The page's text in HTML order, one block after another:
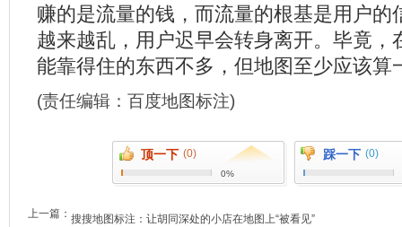
赚的是流量的钱，而流量的根基是用户的
越来越乱，用户迟早会转身离开。毕竟，
能靠得住的东西不多，但地图至少应该算
(责任编辑： 百度地图标注)
顶一下 (0)
0%
踩一下 (0)
上一篇： 搜搜地图标注：让胡同深处的小店在地图上“被看见”